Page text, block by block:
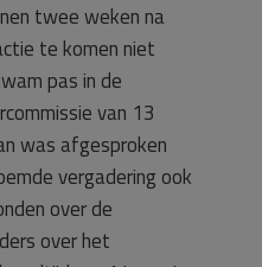
twee weken na
te komen niet
pas in de
van 13
was afgesproken
vergadering ook
over de
over het